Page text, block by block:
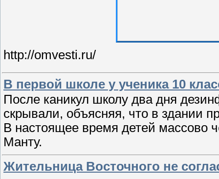
http://omvesti.ru/
В первой школе у ученика 10
После каникул школу два дня
скрывали, объясняя, что в здании
В настоящее время детей массово
Манту.
Жительница Восточного не